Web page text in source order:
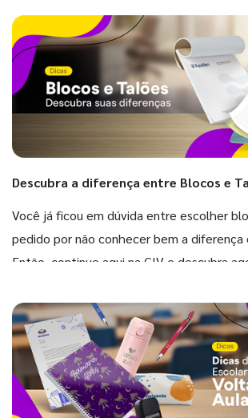
Descubra a diferença entre Blocos e
Você já ficou em dúvida entre escolher
pedido por não conhecer bem a diferença
Então, continue aqui na GIV e descubra